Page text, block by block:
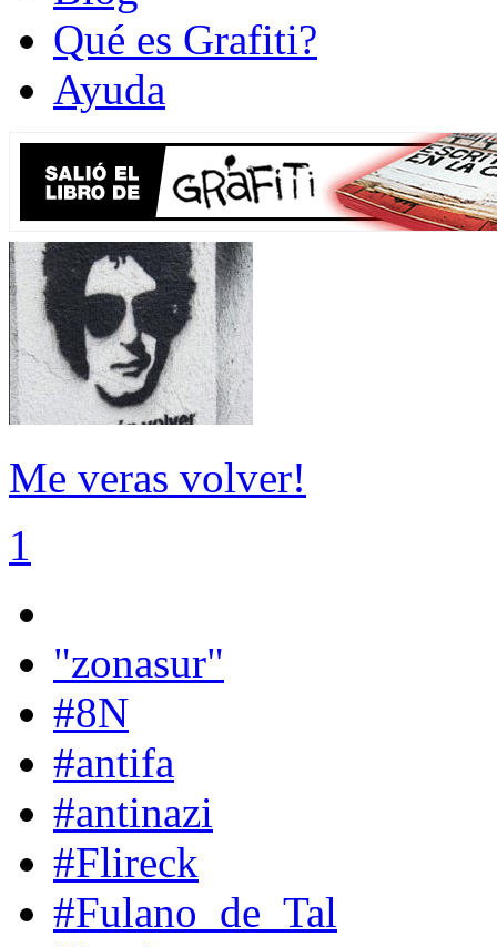
Qué es Grafiti?
Ayuda
Me veras volver!
1
"zonasur"
#8N
#antifa
#antinazi
#Flireck
#Fulano_de_Tal